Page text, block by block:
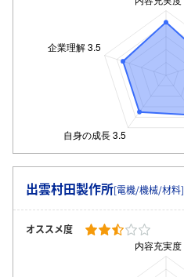
出雲村田製作所[電機/機械/材料]
オススメ度